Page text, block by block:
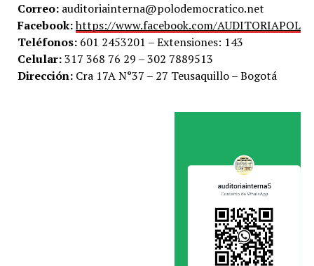
Correo: auditoriainterna@polodemocratico.net
Facebook:https://www.facebook.com/AUDITORIAPOLO
Teléfonos: 601 2453201 – Extensiones: 143
Celular:317 368 76 29 – 302 7889513
Dirección: Cra 17A N°37 – 27 Teusaquillo – Bogotá